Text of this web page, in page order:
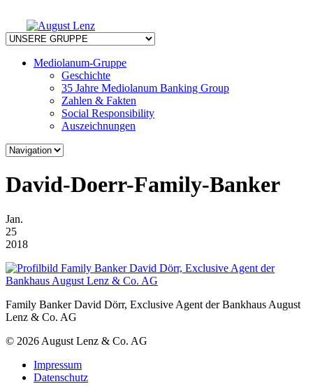
Mediolanum-Gruppe
Geschichte
35 Jahre Mediolanum Banking Group
Zahlen & Fakten
Social Responsibility
Auszeichnungen
David-Doerr-Family-Banker
Jan.
25
2018
Family Banker David Dörr, Exclusive Agent der Bankhaus August
Lenz & Co. AG
© 2026 August Lenz & Co. AG
Impressum
Datenschutz